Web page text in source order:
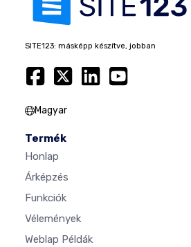
SITE123: másképp készítve, jobban
Magyar
Termék
Honlap
Árképzés
Funkciók
Vélemények
Weblap Példák